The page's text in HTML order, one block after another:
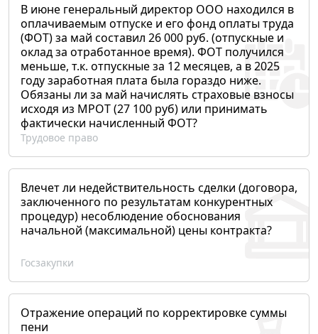
В июне генеральный директор ООО находился в
оплачиваемым отпуске и его фонд оплаты труда
(ФОТ) за май составил 26 000 руб. (отпускные и
оклад за отработанное время). ФОТ получился
меньше, т.к. отпускные за 12 месяцев, а в 2025
году заработная плата была гораздо ниже.
Обязаны ли за май начислять страховые взносы
исходя из МРОТ (27 100 руб) или принимать
фактически начисленный ФОТ?
Трудовое право
Влечет ли недействительность сделки (договора,
заключенного по результатам конкурентных
процедур) несоблюдение обоснования
начальной (максимальной) цены контракта?
Госзакупки
Отражение операций по корректировке суммы
пени